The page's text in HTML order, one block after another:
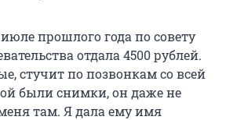
прошлого года по совету
отдала 4500 рублей.
стучит по позвонкам со всей
были снимки, он даже не
там. Я дала ему имя